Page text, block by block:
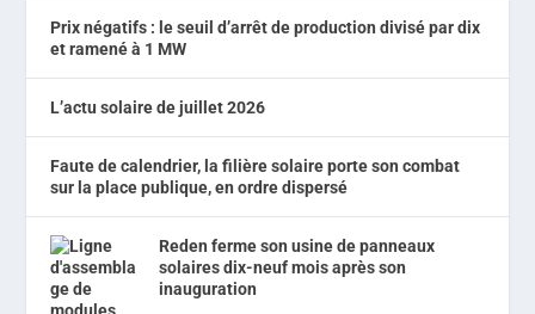
Prix négatifs : le seuil d’arrêt de production divisé par dix
et ramené à 1 MW
L’actu solaire de juillet 2026
Faute de calendrier, la filière solaire porte son combat
sur la place publique, en ordre dispersé
Reden ferme son usine de panneaux
solaires dix-neuf mois après son
inauguration